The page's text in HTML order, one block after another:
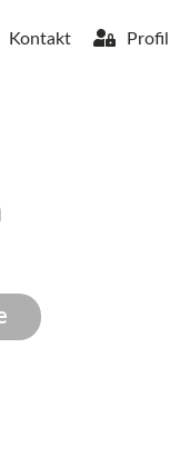
Profil
Kontakt